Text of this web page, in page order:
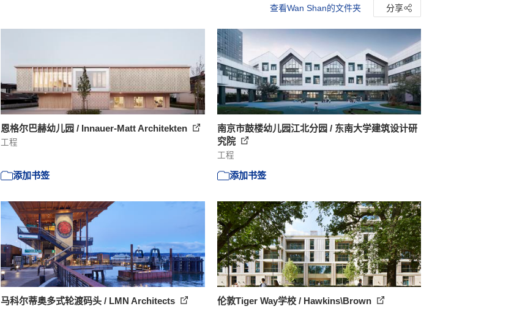
查看Wan Shan的文件夹 分享
恩格尔巴赫幼儿园 / Innauer-Matt Architekten
工程
添加书签
南京市鼓楼幼儿园江北分园 / 东南大学建筑设计研
究院
工程
添加书签
马科尔蒂奥多式轮渡码头 / LMN Architects 伦敦Tiger Way学校 / Hawkins\Brown